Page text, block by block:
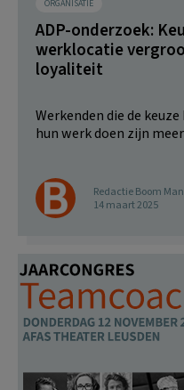
ORGANISATIE
ADP-onderzoek:
werklocatie
loyaliteit
Werkenden die de
hun werk doen zijn
Redactie Boom
14 maart 2025